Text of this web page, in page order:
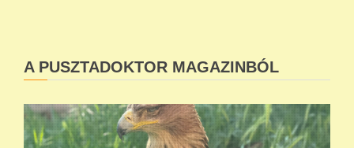
A PUSZTADOKTOR MAGAZINBÓL